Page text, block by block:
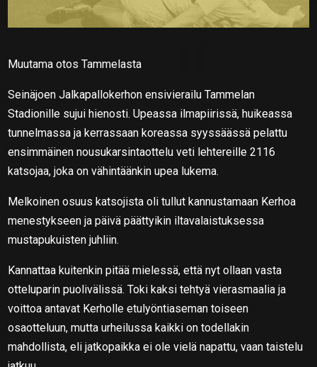
Muutama otos Tammelasta
Seinäjoen Jalkapallokerhon ensivierailu Tammelan
Stadionille sujui hienosti. Upeassa ilmapiirissä, huikeassa
tunnelmassa ja kerrassaan koreassa syyssäässä pelattu
ensimmäinen nousukarsintaottelu veti lehtereille 2116
katsojaa, joka on vähintäänkin upea lukema.
Melkoinen osuus katsojista oli tullut kannustamaan Kerhoa
menestykseen ja päivä päättyikin iltavalaistuksessa
mustapukuisten juhliin.
Kannattaa kuitenkin pitää mielessä, että nyt ollaan vasta
otteluparin puolivälissä. Toki kaksi tehtyä vierasmaalia ja
voittoa antavat Kerholle etulyöntiaseman toiseen
osaotteluun, mutta urheilussa kaikki on todellakin
mahdollista, eli jatkopaikka ei ole vielä napattu, vaan taistelu